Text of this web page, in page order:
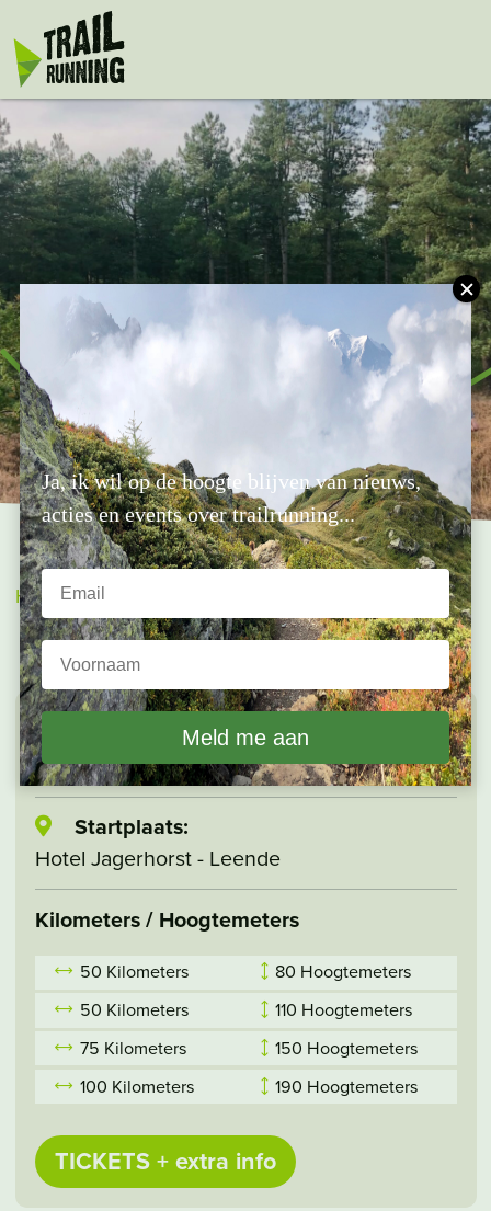
Brabantse Ultra
Trail (BUT100)
Home»Events
BRABANTSE ULTRA TRAIL
(BUT100)
Startplaats:
Hotel Jagerhorst - Leende
Kilometers / Hoogtemeters
50 Kilometers
80 Hoogtemeters
50 Kilometers
110 Hoogtemeters
75 Kilometers
150 Hoogtemeters
100 Kilometers
190 Hoogtemeters
TICKETS + extra info
Ja, ik wil op de hoogte blijven van nieuws,
acties en events over trailrunning...